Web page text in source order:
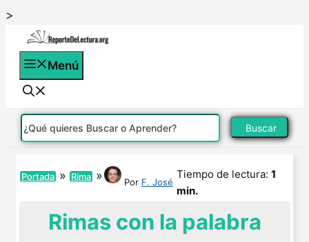
>
contenido
Menú
Buscar
Portada » Rima » Por F. José
Tiempo de lectura: 1
min.
Rimas con la palabra